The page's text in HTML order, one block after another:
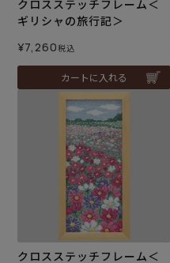
クロスステッチフレーム＜
ギリシャの旅行記＞
¥7,260税込
カートに入れる
クロスステッチフレーム＜